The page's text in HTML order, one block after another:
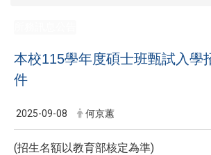
本校115學年度碩士班甄試入學
件
2025-09-08 何京蕙
(招生名額以教育部核定為準)